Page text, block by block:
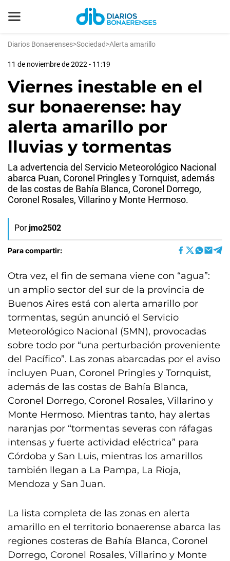
Diarios Bonaerenses>Sociedad>Alerta amarillo
11 de noviembre de 2022 - 11:19
Viernes inestable en el
sur bonaerense: hay
alerta amarillo por
lluvias y tormentas
La advertencia del Servicio Meteorológico Nacional
abarca Puan, Coronel Pringles y Tornquist, además
de las costas de Bahía Blanca, Coronel Dorrego,
Coronel Rosales, Villarino y Monte Hermoso.
Por jmo2502
Para compartir:
Otra vez, el fin de semana viene con “agua”:
un amplio sector del sur de la provincia de
Buenos Aires está con alerta amarillo por
tormentas, según anunció el Servicio
Meteorológico Nacional (SMN), provocadas
sobre todo por “una perturbación proveniente
del Pacífico”. Las zonas abarcadas por el aviso
incluyen Puan, Coronel Pringles y Tornquist,
además de las costas de Bahía Blanca,
Coronel Dorrego, Coronel Rosales, Villarino y
Monte Hermoso. Mientras tanto, hay alertas
naranjas por “tormentas severas con ráfagas
intensas y fuerte actividad eléctrica” para
Córdoba y San Luis, mientras los amarillos
también llegan a La Pampa, La Rioja,
Mendoza y San Juan.
La lista completa de las zonas en alerta
amarillo en el territorio bonaerense abarca las
regiones costeras de Bahía Blanca, Coronel
Dorrego, Coronel Rosales, Villarino y Monte